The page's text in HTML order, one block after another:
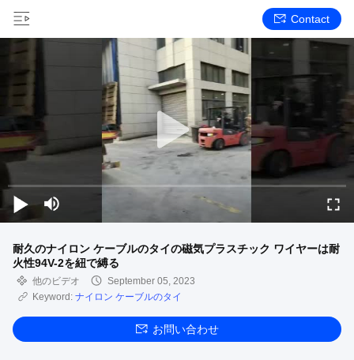
Contact
耐久のナイロン ケーブルのタイの磁気プラスチック ワイヤーは耐
火性94V-2を紐で縛る
他のビデオ
September 05, 2023
Keyword: ナイロン ケーブルのタイ
お問い合わせ